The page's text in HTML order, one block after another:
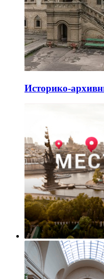
Историко-